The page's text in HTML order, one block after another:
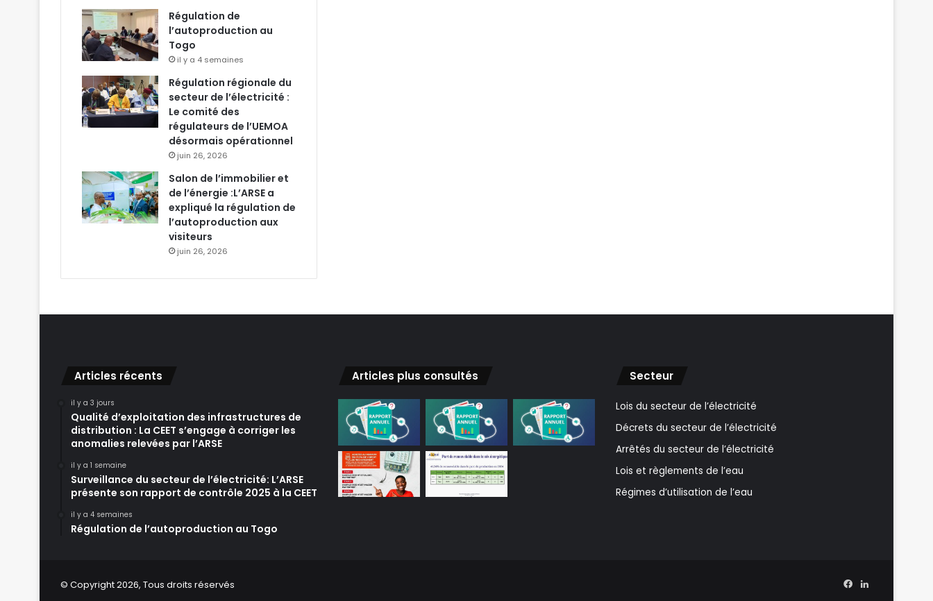
Régulation de
l’autoproduction au
Togo
il y a 4 semaines
Régulation régionale du
secteur de l’électricité :
Le comité des
régulateurs de l’UEMOA
désormais opérationnel
juin 26, 2026
Salon de l’immobilier et
de l’énergie :L’ARSE a
expliqué la régulation de
l’autoproduction aux
visiteurs
juin 26, 2026
Articles récents
il y a 3 jours
Qualité d’exploitation des infrastructures de
distribution : La CEET s’engage à corriger les
anomalies relevées par l’ARSE
il y a 1 semaine
Surveillance du secteur de l’électricité: L’ARSE
présente son rapport de contrôle 2025 à la CEET
il y a 4 semaines
Régulation de l’autoproduction au Togo
Articles plus consultés Secteur
Lois du secteur de l’électricité
Décrets du secteur de l’électricité
Arrêtés du secteur de l’électricité
Lois et règlements de l’eau
Régimes d’utilisation de l’eau
© Copyright 2026, Tous droits réservés Facebook
Linkedin